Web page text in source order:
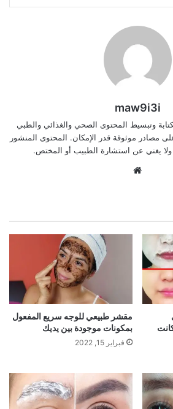
maw9i3i
وتبسيط المحتوى الصحي والغذائي والطبي
مصادر موثوقة قدر الإمكان. المحتوى المنشور
يغني عن استشارة الطبيب أو المختص.
مقشر طبيعي للوجه سريع المفعول
بمكونات موجودة بين يديك
فبراير 15, 2022